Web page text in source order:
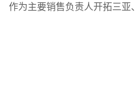
作为主要销售负责人开拓三亚